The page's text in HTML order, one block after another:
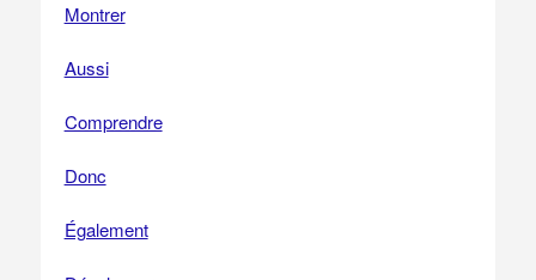
Montrer
Aussi
Comprendre
Donc
Également